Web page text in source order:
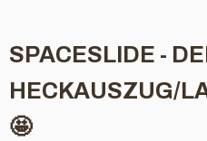
SPACESLIDE -
HECKAUSZUG/
🤩